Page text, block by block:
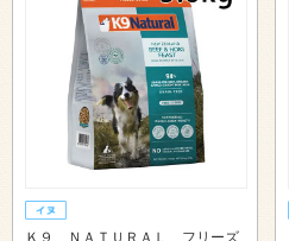
Ｋ９ ＮＡＴＵＲＡＬ フリーズ